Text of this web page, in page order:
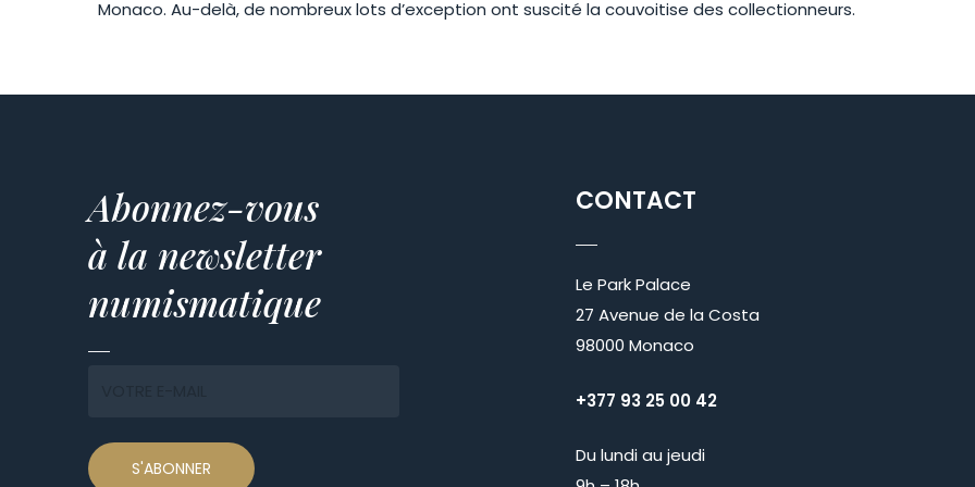
Monaco. Au-delà, de nombreux lots d’exception ont suscité la couvoitise des collectionneurs.
Abonnez-vous
à la newsletter
numismatique
CONTACT
Le Park Palace
27 Avenue de la Costa
98000 Monaco
+377 93 25 00 42
Du lundi au jeudi